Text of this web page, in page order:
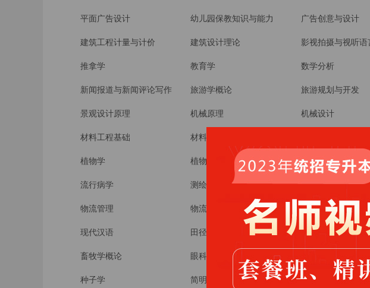
平面广告设计 幼儿园保教知识与能力 广告创意与设计
建筑工程计量与计价 建筑设计理论 影视拍摄与视听语
推拿学 教育学 数学分析
新闻报道与新闻评论写作 旅游学概论 旅游规划与开发
景观设计原理 机械原理 机械设计
材料工程基础 材料性能学
植物学 植物造景 民法学
流行病学 测绘学 混凝土结构基本原
物流管理 物流经济学 物理化学
现代汉语 田径 电力电子技术
畜牧学概论 眼科学基础
种子学 简明中国民航发展史 管理学